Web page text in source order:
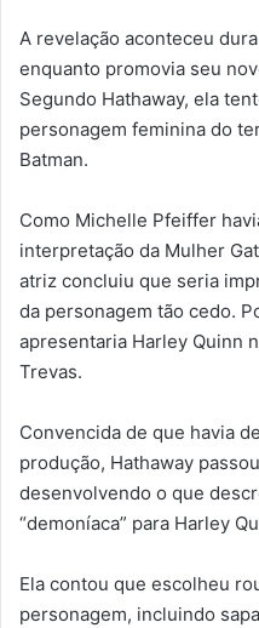
A revelação aconteceu
enquanto promovia seu
Segundo Hathaway, ela
personagem feminina do
Batman.
Como Michelle Pfeiffer
interpretação da Mulher
atriz concluiu que seria
da personagem tão cedo.
apresentaria Harley Quinn
Trevas.
Convencida de que havia
produção, Hathaway
desenvolvendo o que
“demoníaca” para Harley
Ela contou que escolheu
personagem, incluindo